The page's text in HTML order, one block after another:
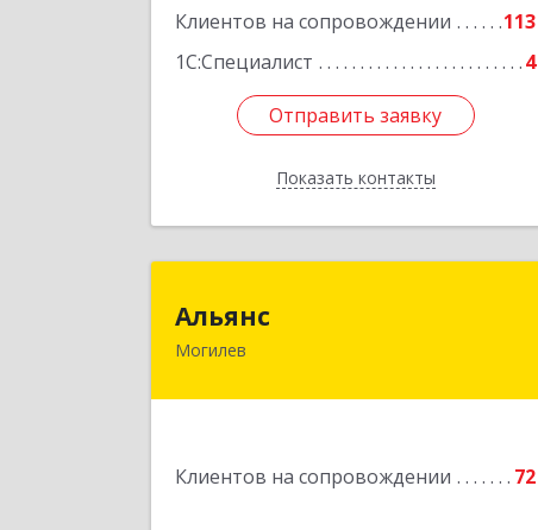
Клиентов на сопровождении
113
1С:Специалист
4
Отправить заявку
Показать контакты
Подробнее
Отправить заявку
Назад
Альянс
Могилев
Клиентов на сопровождении 72